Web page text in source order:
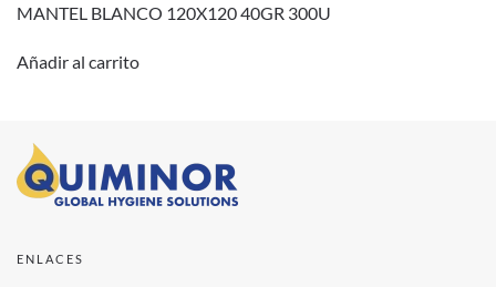
MANTEL BLANCO 120X120 40GR 300U
Añadir al carrito
ENLACES